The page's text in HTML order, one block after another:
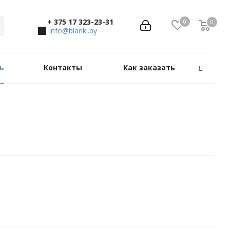
0 0
0
+ 375 17 323-23-31
info@blanki.by
Контакты Как заказать